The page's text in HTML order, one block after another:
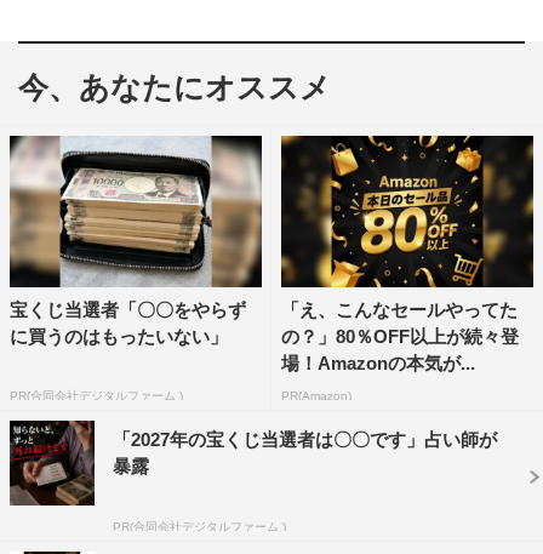
今、あなたにオススメ
宝くじ当選者「〇〇をやらず
に買うのはもったいない」
PR(合同会社デジタルファーム )
「え、こんなセールやってた
の？」80％OFF以上が続々登
場！Amazonの本気が...
PR(Amazon)
「2027年の宝くじ当選者は〇〇です」占い師が
暴露
PR(合同会社デジタルファーム )